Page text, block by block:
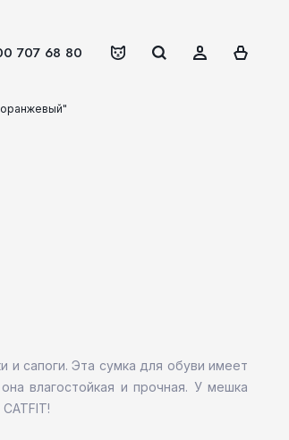
707 68 80
и сапоги. Эта сумка для обуви имеет
влагостойкая и прочная. У мешка